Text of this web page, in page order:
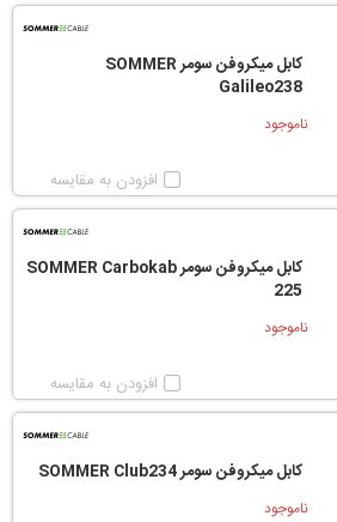
کابل میکروفن سومر SOMMER
Galileo238
ناموجود
افزودن به مقایسه
کابل میکروفن سومر SOMMER Carbokab
225
ناموجود
افزودن به مقایسه
کابل میکروفن سومر SOMMER Club234
ناموجود